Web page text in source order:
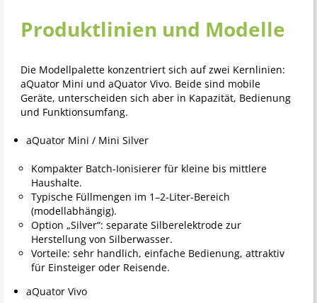
Produktlinien und Modelle
Die Modellpalette konzentriert sich auf zwei Kernlinien:
aQuator Mini und aQuator Vivo. Beide sind mobile
Geräte, unterscheiden sich aber in Kapazität, Bedienung
und Funktionsumfang.
aQuator Mini / Mini Silver
Kompakter Batch-Ionisierer für kleine bis mittlere
Haushalte.
Typische Füllmengen im 1–2-Liter-Bereich
(modellabhängig).
Option „Silver“: separate Silberelektrode zur
Herstellung von Silberwasser.
Vorteile: sehr handlich, einfache Bedienung, attraktiv
für Einsteiger oder Reisende.
aQuator Vivo